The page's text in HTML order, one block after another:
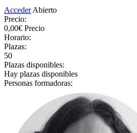
Acceder Abierto
Precio:
0,00€ Precio
Horario:
Plazas:
50
Plazas disponibles:
Hay plazas disponibles
Personas formadoras: